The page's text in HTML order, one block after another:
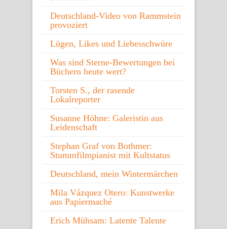
Deutschland-Video von Rammstein
provoziert
Lügen, Likes und Liebesschwüre
Was sind Sterne-Bewertungen bei
Büchern heute wert?
Torsten S., der rasende
Lokalreporter
Susanne Höhne: Galeristin aus
Leidenschaft
Stephan Graf von Bothmer:
Stummfilmpianist mit Kultstatus
Deutschland, mein Wintermärchen
Mila Vázquez Otero: Kunstwerke
aus Papiermaché
Erich Mühsam: Latente Talente